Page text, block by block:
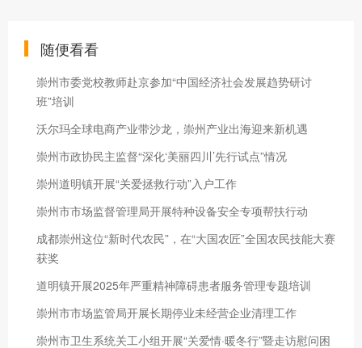
随便看看
崇州市委党校教师赴京参加“中国经济社会发展趋势研讨
班”培训
沃尔玛全球电商产业带沙龙，崇州产业出海迎来新机遇
崇州市政协民主监督“深化‘美丽四川’先行试点”情况
崇州道明镇开展“关爱拯救行动”入户工作
崇州市市场监督管理局开展特种设备安全专项帮扶行动
成都崇州这位“新时代农民”，在“大国农匠”全国农民技能大赛
获奖
道明镇开展2025年严重精神障碍患者服务管理专题培训
崇州市市场监管局开展长期停业未经营企业清理工作
崇州市卫生系统关工小组开展“关爱情·暖冬行”暨走访慰问困